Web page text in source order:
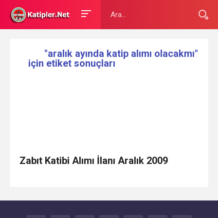
"aralık ayında katip alımı olacakmı"
için etiket sonuçları
Zabıt Katibi Alımı İlanı Aralık 2009